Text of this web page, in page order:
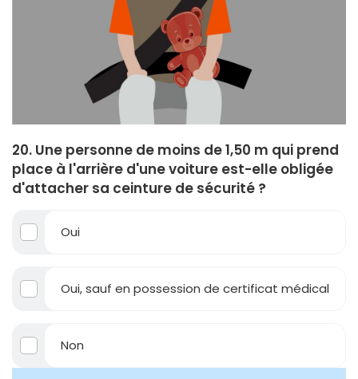
20. Une personne de moins de 1,50 m qui prend
place à l'arrière d'une voiture est-elle obligée
d'attacher sa ceinture de sécurité ?
Oui
Oui, sauf en possession de certificat médical
Non